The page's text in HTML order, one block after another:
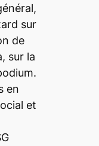
sur
de
sur la
en
et